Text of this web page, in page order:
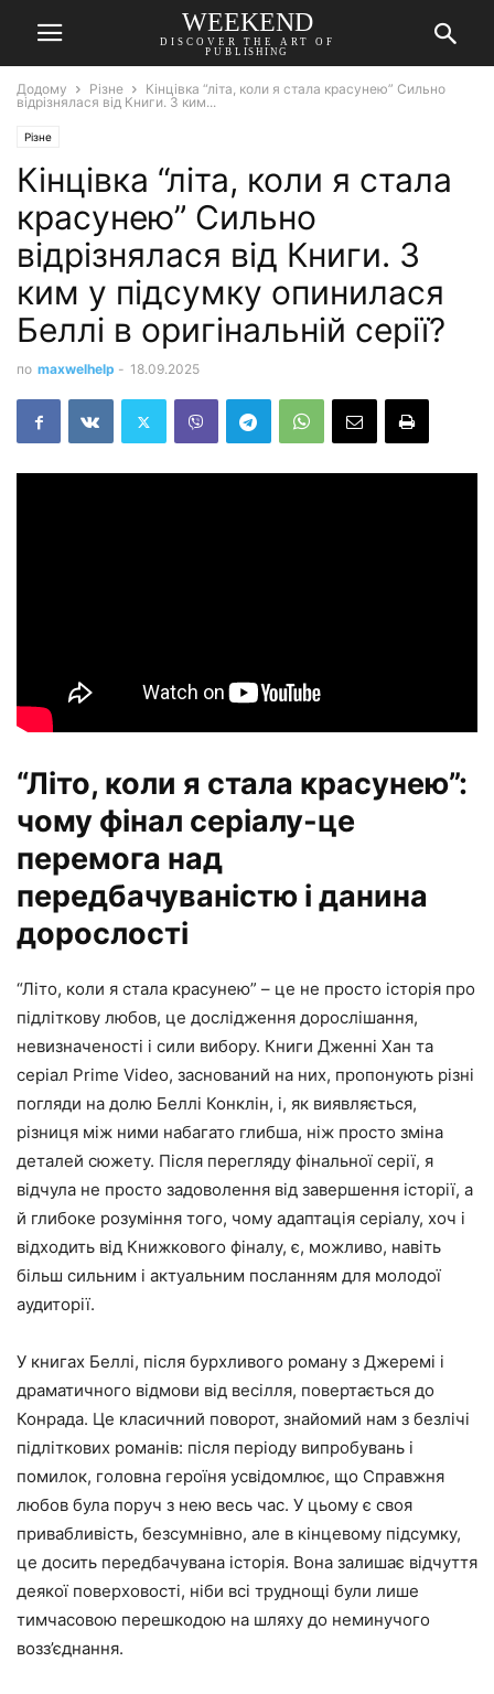
WEEKEND
DISCOVER THE ART OF
PUBLISHING
Додому Різне
Кінцівка “літа, коли я стала красунею” Сильно
відрізнялася від Книги. З ким...
Різне
Кінцівка “літа, коли я стала
красунею” Сильно
відрізнялася від Книги. З
ким у підсумку опинилася
Беллі в оригінальній серії?
по maxwelhelp - 18.09.2025
“Літо, коли я стала красунею”:
чому фінал серіалу-це
перемога над
передбачуваністю і данина
дорослості
“Літо, коли я стала красунею” – це не просто історія про
підліткову любов, це дослідження дорослішання,
невизначеності і сили вибору. Книги Дженні Хан та
серіал Prime Video, заснований на них, пропонують різні
погляди на долю Беллі Конклін, і, як виявляється,
різниця між ними набагато глибша, ніж просто зміна
деталей сюжету. Після перегляду фінальної серії, я
відчула не просто задоволення від завершення історії, а
й глибоке розуміння того, чому адаптація серіалу, хоч і
відходить від Книжкового фіналу, є, можливо, навіть
більш сильним і актуальним посланням для молодої
аудиторії.
У книгах Беллі, після бурхливого роману з Джеремі і
драматичного відмови від весілля, повертається до
Конрада. Це класичний поворот, знайомий нам з безлічі
підліткових романів: після періоду випробувань і
помилок, головна героїня усвідомлює, що Справжня
любов була поруч з нею весь час. У цьому є своя
привабливість, безсумнівно, але в кінцевому підсумку,
це досить передбачувана історія. Вона залишає відчуття
деякої поверховості, ніби всі труднощі були лише
тимчасовою перешкодою на шляху до неминучого
возз’єднання.